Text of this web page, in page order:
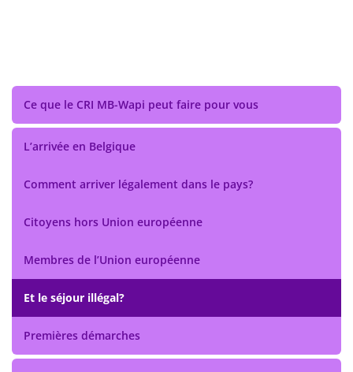
Ce que le CRI MB-Wapi peut faire pour vous
L’arrivée en Belgique
Comment arriver légalement dans le pays?
Citoyens hors Union européenne
Membres de l’Union européenne
Et le séjour illégal?
Premières démarches